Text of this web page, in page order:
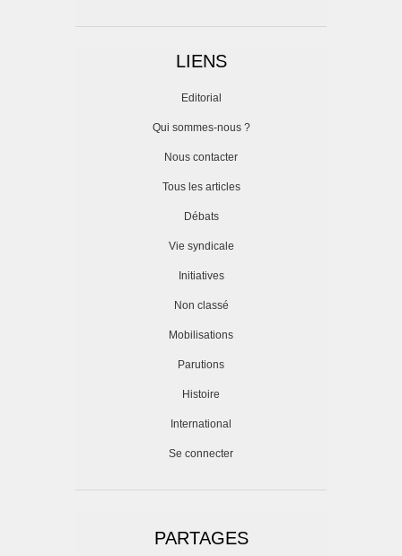
LIENS
Editorial
Qui sommes-nous ?
Nous contacter
Tous les articles
Débats
Vie syndicale
Initiatives
Non classé
Mobilisations
Parutions
Histoire
International
Se connecter
PARTAGES